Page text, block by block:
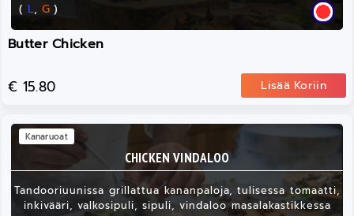
( L, G )
Butter Chicken
€ 15.80 Lisää Koriin
CHICKEN VINDALOO
Tandooriuunissa grillattua kananpaloja, tulisessa tomaatti,
inkivääri, valkosipuli, sipuli, vindaloo masalakastikkessa
Kanaruoat